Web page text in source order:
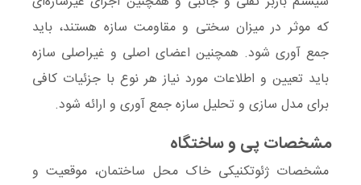
که موثر در میزان سختی و مقاومت سازه هستند، باید
جمع آوری شود. همچنین اعضای اصلی و غیراصلی سازه
باید تعیین و اطلاعات مورد نیاز هر نوع با جزئیات کافی
برای مدل سازی و تحلیل سازه جمع آوری و ارائه شود.
مشخصات پی و ساختگاه
مشخصاتژئوتکنیکی خاک محل ساختمان، موقعیت و